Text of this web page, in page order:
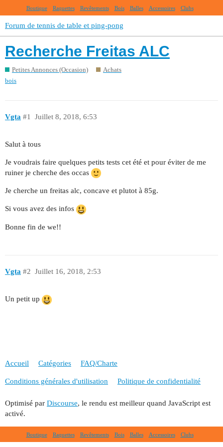
Boutique Raquettes Revêtements Bois Balles Accessoires Clubs
Forum de tennis de table et ping-pong
Recherche Freitas ALC
Petites Annonces (Occasion)
Achats
bois
Vgta Juillet 8, 2018, 6:53
#1
Salut à tous
Je voudrais faire quelques petits tests cet été et pour éviter de me
ruiner je cherche des occas
Je cherche un freitas alc, concave et plutot à 85g.
Si vous avez des infos
Bonne fin de we!!
Vgta Juillet 16, 2018, 2:53
#2
Un petit up
Accueil Catégories FAQ/Charte
Conditions générales d'utilisation Politique de confidentialité
Optimisé par Discourse, le rendu est meilleur quand JavaScript est
activé.
Boutique Raquettes Revêtements Bois Balles Accessoires Clubs